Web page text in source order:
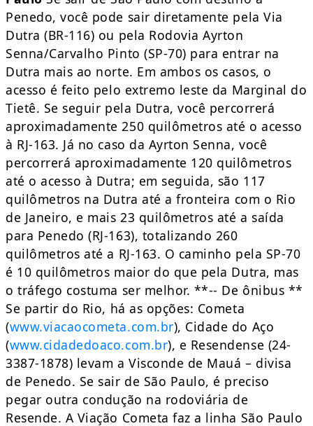
Penedo, você pode sair diretamente pela Via
Dutra (BR-116) ou pela Rodovia Ayrton
Senna/Carvalho Pinto (SP-70) para entrar na
Dutra mais ao norte. Em ambos os casos, o
acesso é feito pelo extremo leste da Marginal do
Tietê. Se seguir pela Dutra, você percorrerá
aproximadamente 250 quilômetros até o acesso
à RJ-163. Já no caso da Ayrton Senna, você
percorrerá aproximadamente 120 quilômetros
até o acesso à Dutra; em seguida, são 117
quilômetros na Dutra até a fronteira com o Rio
de Janeiro, e mais 23 quilômetros até a saída
para Penedo (RJ-163), totalizando 260
quilômetros até a RJ-163. O caminho pela SP-70
é 10 quilômetros maior do que pela Dutra, mas
o tráfego costuma ser melhor. **-- De ônibus **
Se partir do Rio, há as opções: Cometa
(www.viacaocometa.com.br), Cidade do Aço
(www.cidadedoaco.com.br), e Resendense (24-
3387-1878) levam a Visconde de Mauá – divisa
de Penedo. Se sair de São Paulo, é preciso
pegar outra condução na rodoviária de
Resende. A Viação Cometa faz a linha São Paulo